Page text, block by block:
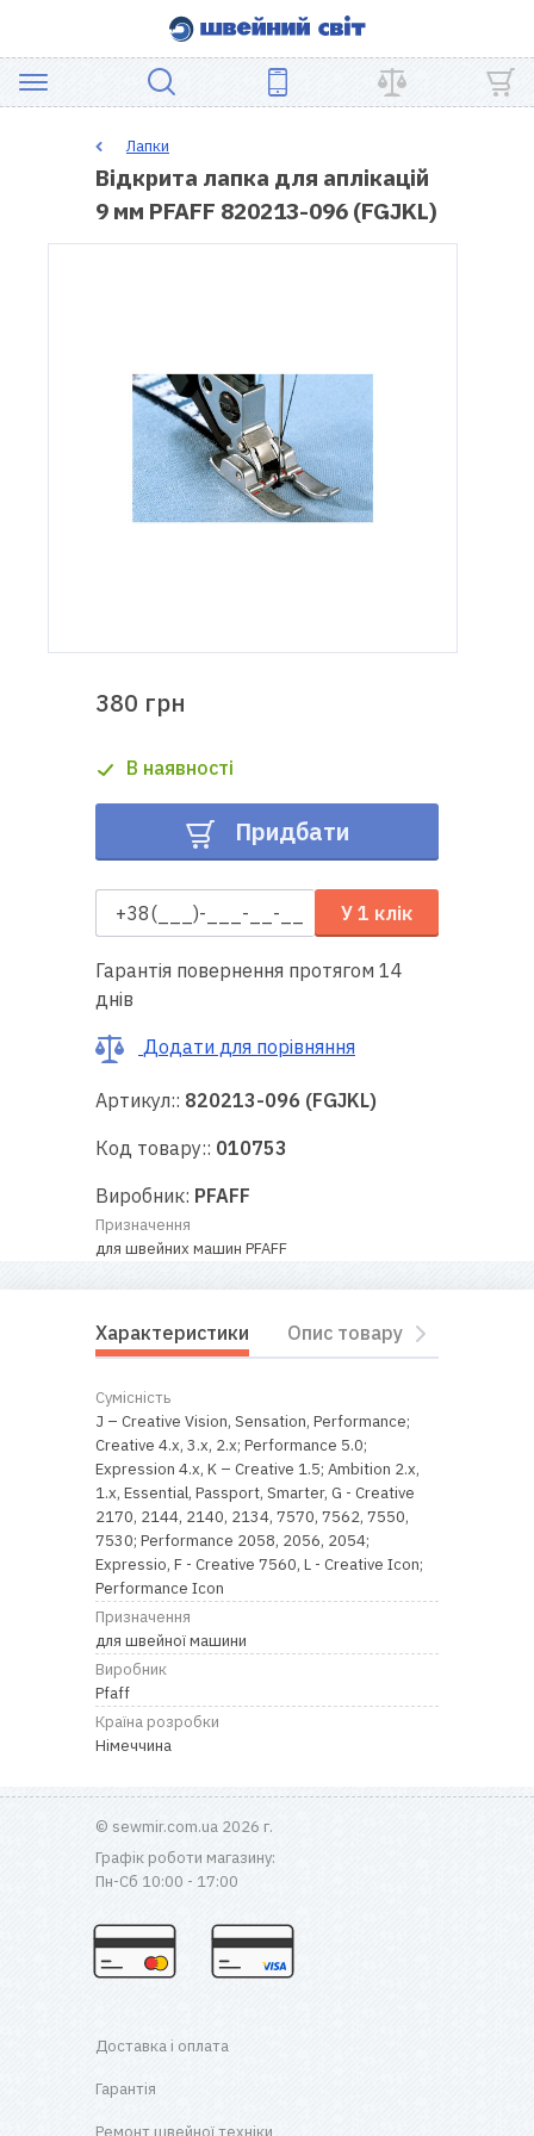
ШВЕЙНЕ
ОБЛАДНАННЯ
Гарантія
швейної
техніки
Корисні
поради
Про
нас
Лапки
Відкрита лапка для аплікацій
9 мм PFAFF 820213-096 (FGJKL)
380 грн
В наявності
Придбати
У 1 клік
Гарантія повернення протягом 14
днів
Додати для порівняння
Артикул:: 820213-096 (FGJKL)
Код товару:: 010753
Виробник: PFAFF
Призначення
для швейних машин PFAFF
Характеристики Опис товару
Сумісність
J – Creative Vision, Sensation, Performance;
Creative 4.x, 3.x, 2.x; Performance 5.0;
Expression 4.x, K – Creative 1.5; Ambition 2.х,
1.x, Essential, Passport, Smarter, G - Creative
2170, 2144, 2140, 2134, 7570, 7562, 7550,
7530; Performance 2058, 2056, 2054;
Expressio, F - Creative 7560, L - Creative Icon;
Performance Icon
Призначення
для швейної машини
Виробник
Pfaff
Країна розробки
Німеччина
© sewmir.com.ua 2026 г.
Графік роботи магазину:
Пн-Сб 10:00 - 17:00
Доставка і оплата
Гарантія
Ремонт швейної техніки